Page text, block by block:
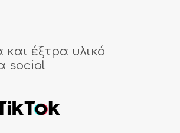
και έξτρα υλικό
social